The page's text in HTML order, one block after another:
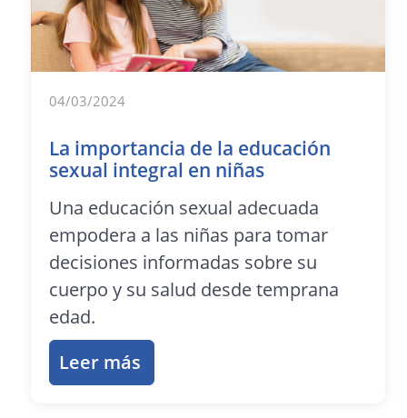
04/03/2024
La importancia de la educación
sexual integral en niñas
Una educación sexual adecuada
empodera a las niñas para tomar
decisiones informadas sobre su
cuerpo y su salud desde temprana
edad.
Leer más